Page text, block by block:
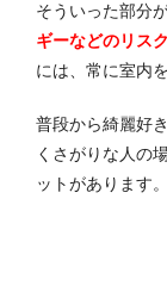
そういった部分
ギーなどのリス
には、常に室内
普段から綺麗好
くさがりな人の
ットがあります。